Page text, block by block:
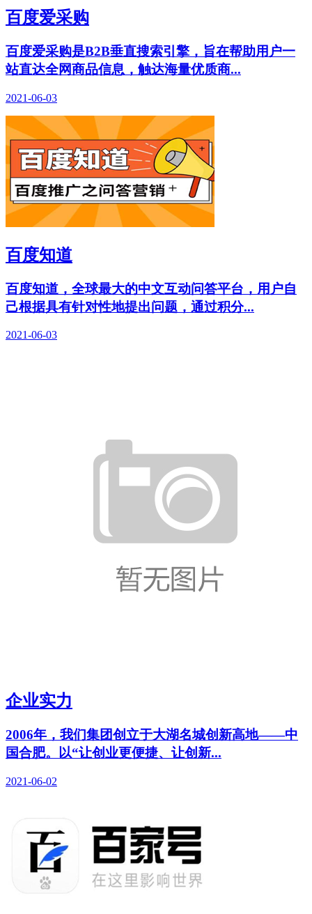
百度爱采购
百度爱采购是B2B垂直搜索引擎，旨在帮助用户一
站直达全网商品信息，触达海量优质商...
2021-06-03
百度知道
百度知道，全球最大的中文互动问答平台，用户自
己根据具有针对性地提出问题，通过积分...
2021-06-03
企业实力
2006年，我们集团创立于大湖名城创新高地——中
国合肥。以“让创业更便捷、让创新...
2021-06-02